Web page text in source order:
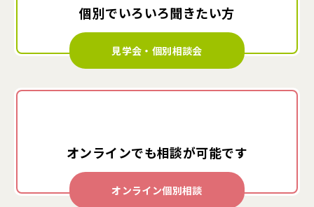
個別でいろいろ聞きたい方
見学会・個別相談会
オンラインでも相談が可能です
オンライン個別相談